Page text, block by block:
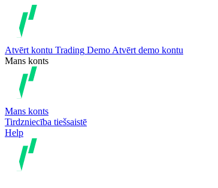
Atvērt kontu Trading Demo Atvērt demo kontu
Mans konts
Mans konts
Tirdzniecība tiešsaistē
Help